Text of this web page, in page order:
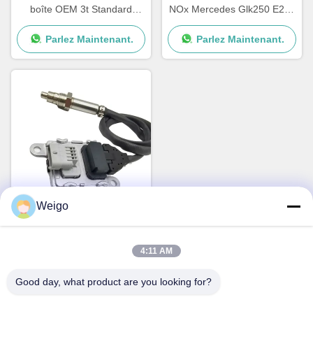
boîte OEM 3t Standard
Sprinter 12V A0009050008
5WK96681D
Parlez Maintenant.
NOx Mercedes Glk250 E250
OEM 5WK96682A
A0009057000
Parlez Maintenant.
1997 à 2017 Nox Sensor
pour le VOL XC40 SUV
Weigo
4:11 AM
Good day, what product are you looking for?